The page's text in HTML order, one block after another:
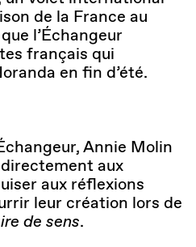
de la France au
l’Échangeur
français qui
en fin d’été.
Annie Molin
directement aux
aux réflexions
leur création lors de
de sens.